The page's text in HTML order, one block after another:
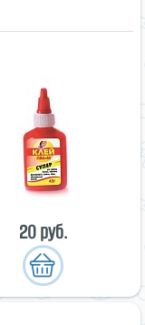
20 руб.